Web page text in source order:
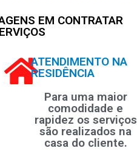
EM CONTRATAR
ATENDIMENTO NA
RESIDÊNCIA
Para uma maior
comodidade e
rapidez os serviços
são realizados na
casa do cliente.